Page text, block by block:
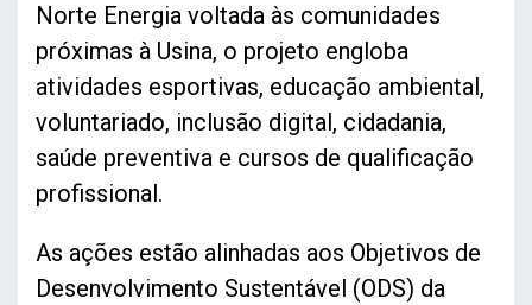
Norte Energia voltada às comunidades
próximas à Usina, o projeto engloba
atividades esportivas, educação ambiental,
voluntariado, inclusão digital, cidadania,
saúde preventiva e cursos de qualificação
profissional.
As ações estão alinhadas aos Objetivos de
Desenvolvimento Sustentável (ODS) da